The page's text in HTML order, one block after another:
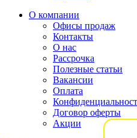
О компании
Офисы продаж
Контакты
О нас
Рассрочка
Полезные статьи
Вакансии
Оплата
Договор оферты
Акции